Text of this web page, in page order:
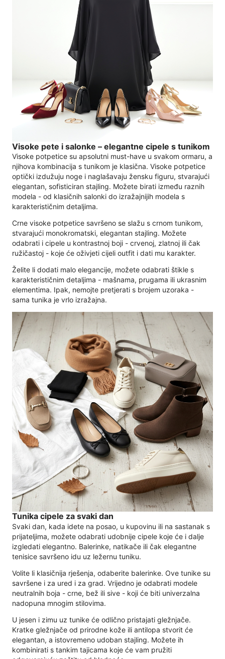
Visoke pete i salonke – elegantne cipele s tunikom
Visoke potpetice su apsolutni must-have u svakom ormaru, a
njihova kombinacija s tunikom je klasična. Visoke potpetice
optički izdužuju noge i naglašavaju žensku figuru, stvarajući
elegantan, sofisticiran stajling. Možete birati između raznih
modela - od klasičnih salonki do izražajnijih modela s
karakterističnim detaljima.
Crne visoke potpetice savršeno se slažu s crnom tunikom,
stvarajući monokromatski, elegantan stajling. Možete
odabrati i cipele u kontrastnoj boji - crvenoj, zlatnoj ili čak
ružičastoj - koje će oživjeti cijeli outfit i dati mu karakter.
Želite li dodati malo elegancije, možete odabrati štikle s
karakterističnim detaljima - mašnama, prugama ili ukrasnim
elementima. Ipak, nemojte pretjerati s brojem uzoraka -
sama tunika je vrlo izražajna.
Tunika cipele za svaki dan
Svaki dan, kada idete na posao, u kupovinu ili na sastanak s
prijateljima, možete odabrati udobnije cipele koje će i dalje
izgledati elegantno. Balerinke, natikače ili čak elegantne
tenisice savršeno idu uz ležernu tuniku.
Volite li klasičnija rješenja, odaberite balerinke. Ove tunike su
savršene i za ured i za grad. Vrijedno je odabrati modele
neutralnih boja - crne, bež ili sive - koji će biti univerzalna
nadopuna mnogim stilovima.
U jesen i zimu uz tunike će odlično pristajati gležnjače.
Kratke gležnjače od prirodne kože ili antilopa stvorit će
elegantan, a istovremeno udoban stajling. Možete ih
kombinirati s tankim tajicama koje će vam pružiti